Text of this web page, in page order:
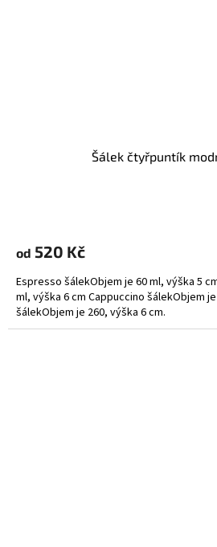
Šálek čtyřpuntík
od 520 Kč
Espresso šálekObjem je 60 ml, výška 5
ml, výška 6 cm Cappuccino šálekObjem
šálekObjem je 260, výška 6 cm.